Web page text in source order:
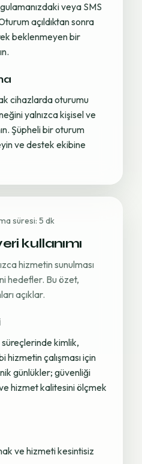
veya SMS
açıldıktan sonra
beklenmeyen bir
cihazlarda oturumu
yalnızca kişisel ve
Şüpheli bir oturum
ve destek ekibine
süresi: 5 dk
kullanımı
hizmetin sunulması
hedefler. Bu özet,
açıklar.
kimlik,
çalışması için
günlükler; güvenliği
hizmet kalitesini ölçmek
ve hizmeti kesintisiz